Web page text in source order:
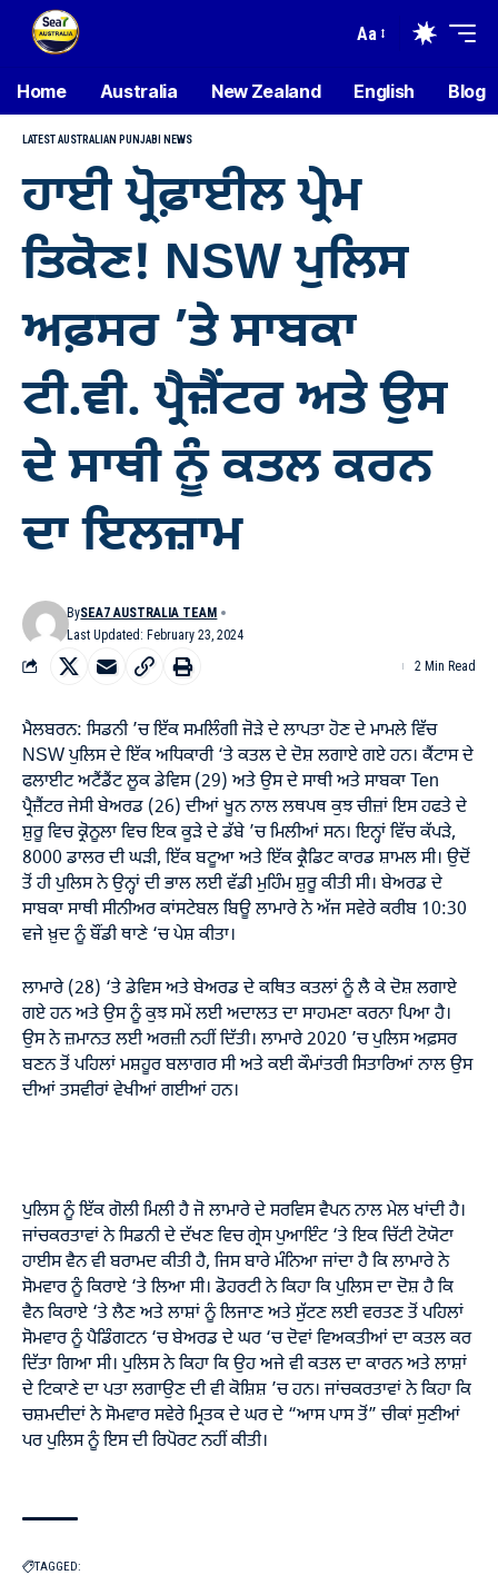
Aa
Home Australia New Zealand English Blog
LATEST AUSTRALIAN PUNJABI NEWS
ਹਾਈ ਪ੍ਰੋਫ਼ਾਈਲ ਪ੍ਰੇਮ
ਤਿਕੋਣ! NSW ਪੁਲਿਸ
ਅਫ਼ਸਰ ’ਤੇ ਸਾਬਕਾ
ਟੀ.ਵੀ. ਪ੍ਰੈਜ਼ੈਂਟਰ ਅਤੇ ਉਸ
ਦੇ ਸਾਥੀ ਨੂੰ ਕਤਲ ਕਰਨ
ਦਾ ਇਲਜ਼ਾਮ
Last Updated: February 23, 2024
BySEA7 AUSTRALIA TEAM
2 Min Read
ਮੈਲਬਰਨ: ਸਿਡਨੀ ’ਚ ਇੱਕ ਸਮਲਿੰਗੀ ਜੋੜੇ ਦੇ ਲਾਪਤਾ ਹੋਣ ਦੇ ਮਾਮਲੇ ਵਿੱਚ
NSW ਪੁਲਿਸ ਦੇ ਇੱਕ ਅਧਿਕਾਰੀ ‘ਤੇ ਕਤਲ ਦੇ ਦੋਸ਼ ਲਗਾਏ ਗਏ ਹਨ। ਕੈਂਟਾਸ ਦੇ
ਫਲਾਈਟ ਅਟੈਂਡੈਂਟ ਲੂਕ ਡੇਵਿਸ (29) ਅਤੇ ਉਸ ਦੇ ਸਾਥੀ ਅਤੇ ਸਾਬਕਾ Ten
ਪ੍ਰੈਜ਼ੈਂਟਰ ਜੇਸੀ ਬੇਅਰਡ (26) ਦੀਆਂ ਖੂਨ ਨਾਲ ਲਥਪਥ ਕੁਝ ਚੀਜ਼ਾਂ ਇਸ ਹਫਤੇ ਦੇ
ਸ਼ੁਰੂ ਵਿਚ ਕ੍ਰੋਨੂਲਾ ਵਿਚ ਇਕ ਕੂੜੇ ਦੇ ਡੱਬੇ ’ਚ ਮਿਲੀਆਂ ਸਨ। ਇਨ੍ਹਾਂ ਵਿੱਚ ਕੱਪੜੇ,
8000 ਡਾਲਰ ਦੀ ਘੜੀ, ਇੱਕ ਬਟੂਆ ਅਤੇ ਇੱਕ ਕ੍ਰੈਡਿਟ ਕਾਰਡ ਸ਼ਾਮਲ ਸੀ। ਉਦੋਂ
ਤੋਂ ਹੀ ਪੁਲਿਸ ਨੇ ਉਨ੍ਹਾਂ ਦੀ ਭਾਲ ਲਈ ਵੱਡੀ ਮੁਹਿੰਮ ਸ਼ੁਰੂ ਕੀਤੀ ਸੀ। ਬੇਅਰਡ ਦੇ
ਸਾਬਕਾ ਸਾਥੀ ਸੀਨੀਅਰ ਕਾਂਸਟੇਬਲ ਬਿਊ ਲਾਮਾਰੇ ਨੇ ਅੱਜ ਸਵੇਰੇ ਕਰੀਬ 10:30
ਵਜੇ ਖ਼ੁਦ ਨੂੰ ਬੌਂਡੀ ਥਾਣੇ ‘ਚ ਪੇਸ਼ ਕੀਤਾ।
ਲਾਮਾਰੇ (28) ‘ਤੇ ਡੇਵਿਸ ਅਤੇ ਬੇਅਰਡ ਦੇ ਕਥਿਤ ਕਤਲਾਂ ਨੂੰ ਲੈ ਕੇ ਦੋਸ਼ ਲਗਾਏ
ਗਏ ਹਨ ਅਤੇ ਉਸ ਨੂੰ ਕੁਝ ਸਮੇਂ ਲਈ ਅਦਾਲਤ ਦਾ ਸਾਹਮਣਾ ਕਰਨਾ ਪਿਆ ਹੈ।
ਉਸ ਨੇ ਜ਼ਮਾਨਤ ਲਈ ਅਰਜ਼ੀ ਨਹੀਂ ਦਿੱਤੀ। ਲਾਮਾਰੇ 2020 ’ਚ ਪੁਲਿਸ ਅਫ਼ਸਰ
ਬਣਨ ਤੋਂ ਪਹਿਲਾਂ ਮਸ਼ਹੂਰ ਬਲਾਗਰ ਸੀ ਅਤੇ ਕਈ ਕੌਮਾਂਤਰੀ ਸਿਤਾਰਿਆਂ ਨਾਲ ਉਸ
ਦੀਆਂ ਤਸਵੀਰਾਂ ਵੇਖੀਆਂ ਗਈਆਂ ਹਨ।
ਪੁਲਿਸ ਨੂੰ ਇੱਕ ਗੋਲੀ ਮਿਲੀ ਹੈ ਜੋ ਲਾਮਾਰੇ ਦੇ ਸਰਵਿਸ ਵੈਪਨ ਨਾਲ ਮੇਲ ਖਾਂਦੀ ਹੈ।
ਜਾਂਚਕਰਤਾਵਾਂ ਨੇ ਸਿਡਨੀ ਦੇ ਦੱਖਣ ਵਿਚ ਗ੍ਰੇਸ ਪੁਆਇੰਟ ‘ਤੇ ਇਕ ਚਿੱਟੀ ਟੋਯੋਟਾ
ਹਾਈਸ ਵੈਨ ਵੀ ਬਰਾਮਦ ਕੀਤੀ ਹੈ, ਜਿਸ ਬਾਰੇ ਮੰਨਿਆ ਜਾਂਦਾ ਹੈ ਕਿ ਲਾਮਾਰੇ ਨੇ
ਸੋਮਵਾਰ ਨੂੰ ਕਿਰਾਏ ‘ਤੇ ਲਿਆ ਸੀ। ਡੋਹਰਟੀ ਨੇ ਕਿਹਾ ਕਿ ਪੁਲਿਸ ਦਾ ਦੋਸ਼ ਹੈ ਕਿ
ਵੈਨ ਕਿਰਾਏ ‘ਤੇ ਲੈਣ ਅਤੇ ਲਾਸ਼ਾਂ ਨੂੰ ਲਿਜਾਣ ਅਤੇ ਸੁੱਟਣ ਲਈ ਵਰਤਣ ਤੋਂ ਪਹਿਲਾਂ
ਸੋਮਵਾਰ ਨੂੰ ਪੈਡਿੰਗਟਨ ‘ਚ ਬੇਅਰਡ ਦੇ ਘਰ ‘ਚ ਦੋਵਾਂ ਵਿਅਕਤੀਆਂ ਦਾ ਕਤਲ ਕਰ
ਦਿੱਤਾ ਗਿਆ ਸੀ। ਪੁਲਿਸ ਨੇ ਕਿਹਾ ਕਿ ਉਹ ਅਜੇ ਵੀ ਕਤਲ ਦਾ ਕਾਰਨ ਅਤੇ ਲਾਸ਼ਾਂ
ਦੇ ਟਿਕਾਣੇ ਦਾ ਪਤਾ ਲਗਾਉਣ ਦੀ ਵੀ ਕੋਸ਼ਿਸ਼ ’ਚ ਹਨ। ਜਾਂਚਕਰਤਾਵਾਂ ਨੇ ਕਿਹਾ ਕਿ
ਚਸ਼ਮਦੀਦਾਂ ਨੇ ਸੋਮਵਾਰ ਸਵੇਰੇ ਮ੍ਰਿਤਕ ਦੇ ਘਰ ਦੇ “ਆਸ ਪਾਸ ਤੋਂ” ਚੀਕਾਂ ਸੁਣੀਆਂ
ਪਰ ਪੁਲਿਸ ਨੂੰ ਇਸ ਦੀ ਰਿਪੋਰਟ ਨਹੀਂ ਕੀਤੀ।
TAGGED: